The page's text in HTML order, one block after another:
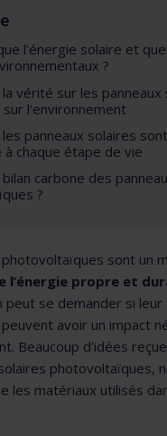
l'énergie solaire et
?
vérité sur les
l'environnement
panneaux solaires
à chaque étape de vie
carbone des
?
photovoltaïques sont un
l’énergie propre et
peut se demander si
avoir un impact
Beaucoup d’idées
photovoltaïques,
les matériaux utilisés